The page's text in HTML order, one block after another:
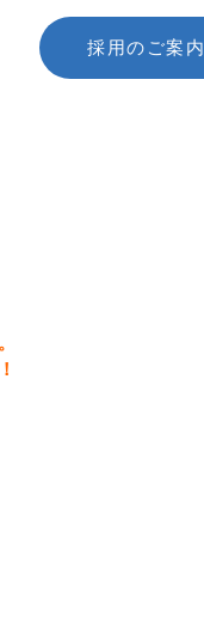
採用のご案内